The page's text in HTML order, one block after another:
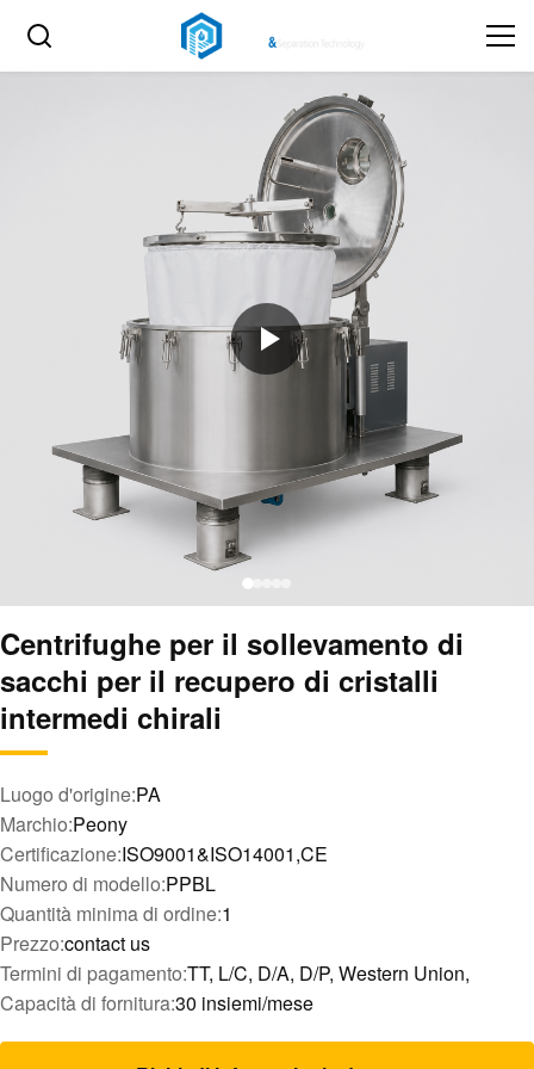
Centrifughe per il sollevamento di
sacchi per il recupero di cristalli
intermedi chirali
Luogo d'origine:PA
Marchio:Peony
Certificazione:ISO9001&ISO14001,CE
Numero di modello:PPBL
Quantità minima di ordine:1
Prezzo:contact us
Termini di pagamento:TT, L/C, D/A, D/P, Western Union,
Capacità di fornitura:30 insiemi/mese